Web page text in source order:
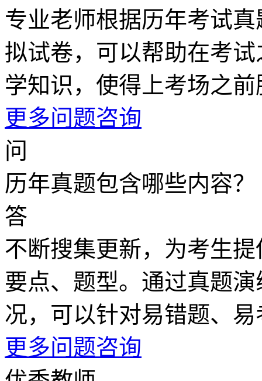
专业老师根据历年考试
拟试卷，可以帮助在考
学知识，使得上考场之
更多问题咨询
问
历年真题包含哪些内容？
答
不断搜集更新，为考生
要点、题型。通过真题
况，可以针对易错题、
更多问题咨询